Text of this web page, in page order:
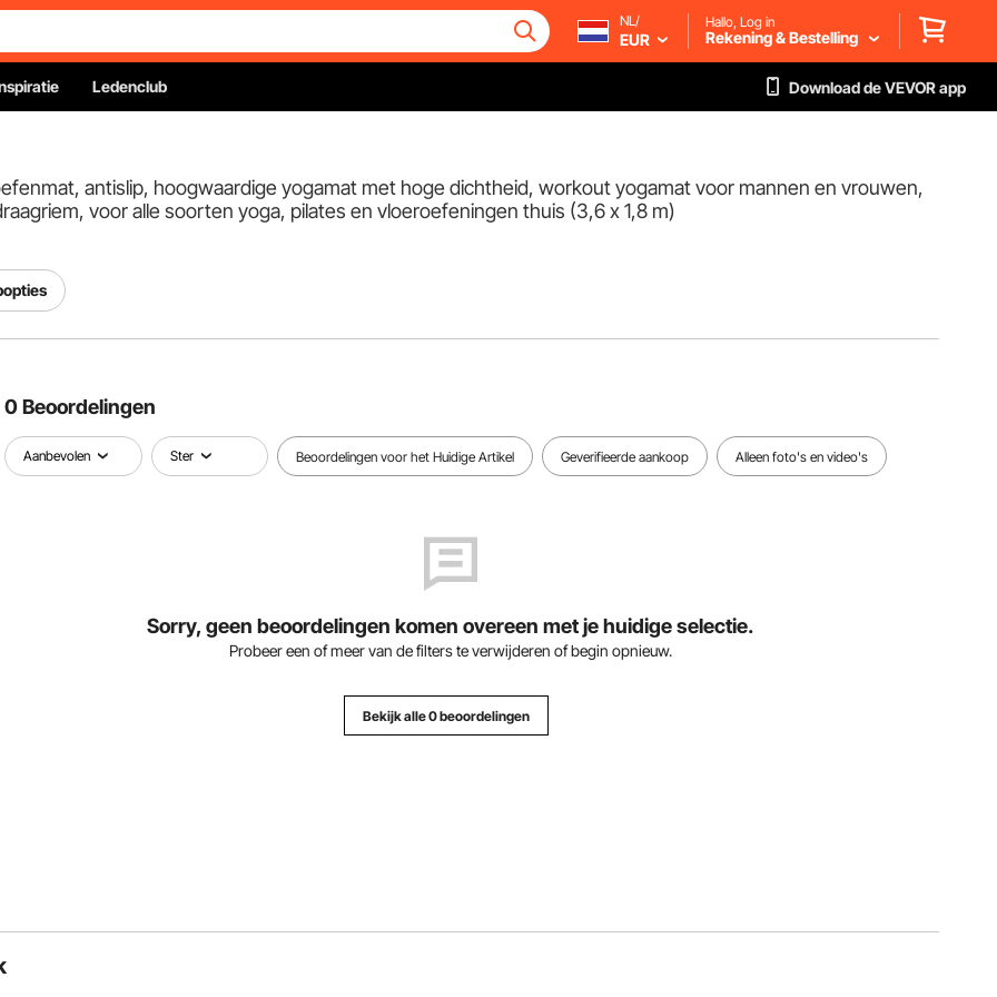
NL/
EUR
Hallo, Log in
Rekening & Bestelling
Ledenclub Download de VEVOR app
antislip, hoogwaardige yogamat met hoge dichtheid, workout yogamat voor mannen en vrouwen,
voor alle soorten yoga, pilates en vloeroefeningen thuis (3,6 x 1,8 m)
0 Beoordelingen
Aanbevolen Ster Beoordelingen voor het Huidige Artikel Geverifieerde aankoop Alleen foto's en video's
Sorry, geen beoordelingen komen overeen met je huidige selectie.
Probeer een of meer van de filters te verwijderen of begin opnieuw.
Bekijk alle 0 beoordelingen